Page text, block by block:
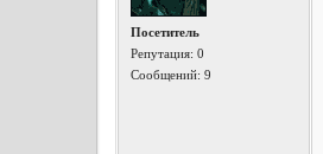
Посетитель
Репутация: 0
Сообщений: 9